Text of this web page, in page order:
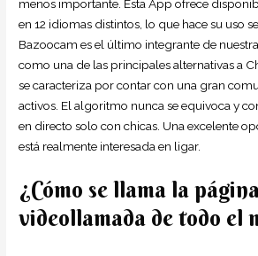
menos importante. Esta App ofrece
en 12 idiomas distintos, lo que hace su uso
Bazoocam es el último integrante de
como una de las principales alternativas a
se caracteriza por contar con una gran
activos. El algoritmo nunca se equivoca y
en directo solo con chicas. Una excelente
está realmente interesada en ligar.
¿Cómo se llama la
videollamada de todo el